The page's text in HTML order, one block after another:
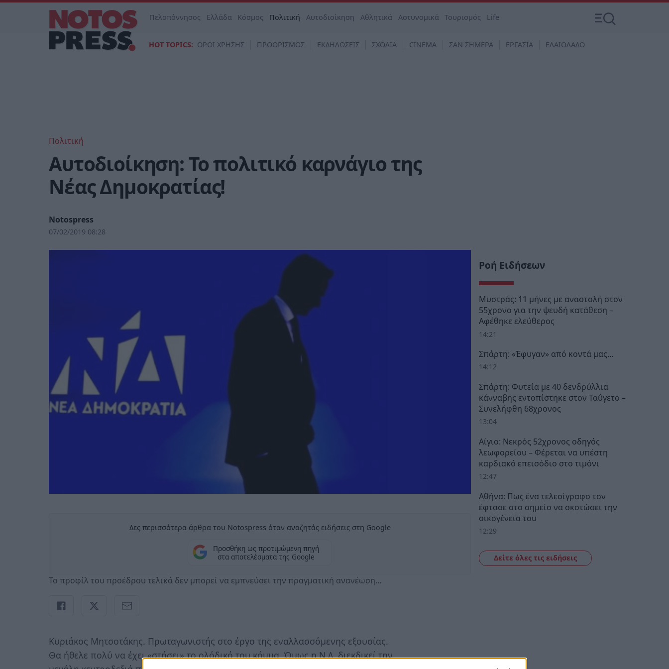
Πελοπόννησος Ελλάδα Κόσμος Πολιτική Αυτοδιοίκηση Αθλητικά Αστυνομικά Τουρισμός Life
HOT TOPICS: ΟΡΟΙ ΧΡΗΣΗΣ ΠΡΟΟΡΙΣΜΟΣ ΕΚΔΗΛΩΣΕΙΣ ΣΧΟΛΙΑ CINEMA ΣΑΝ ΣΗΜΕΡΑ ΕΡΓΑΣΙΑ ΕΛΑΙΟΛΑΔΟ
Πολιτική
Αυτοδιοίκηση: Το πολιτικό καρνάγιο της
Νέας Δημοκρατίας!
Notospress
07/02/2019 08:28
Δες περισσότερα άρθρα του Notospress όταν αναζητάς ειδήσεις στη Google
Προσθήκη ως προτιμώμενη πηγή
στα αποτελέσματα της Google
To προφίλ του προέδρου τελικά δεν μπορεί να εμπνεύσει την πραγματική ανανέωση…
Kυριάκος Μητσοτάκης. Πρωταγωνιστής στο έργο της εναλλασσόμενης εξουσίας.
Θα ήθελε πολύ να έχει «στήσει» το ολόδικό του κόμμα. Όμως η Ν.Δ. διεκδικεί την
Ροή Ειδήσεων
Μυστράς: 11 μήνες με αναστολή στον
55χρονο για την ψευδή κατάθεση –
Αφέθηκε ελεύθερος
14:21
Σπάρτη: «Έφυγαν» από κοντά μας…
14:12
Σπάρτη: Φυτεία με 40 δενδρύλλια
κάνναβης εντοπίστηκε στον Ταΰγετο –
Συνελήφθη 68χρονος
13:04
Αίγιο: Νεκρός 52χρονος οδηγός
λεωφορείου – Φέρεται να υπέστη
καρδιακό επεισόδιο στο τιμόνι
12:47
Αθήνα: Πως ένα τελεσίγραφο τον
έφτασε στο σημείο να σκοτώσει την
οικογένεια του
12:29
Δείτε όλες τις ειδήσεις